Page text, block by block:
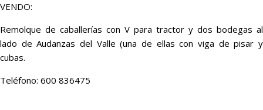
VENDO:
Remolque de caballerías con V para tractor y dos bodegas al
lado de Audanzas del Valle (una de ellas con viga de pisar y
cubas.
Teléfono: 600 836475